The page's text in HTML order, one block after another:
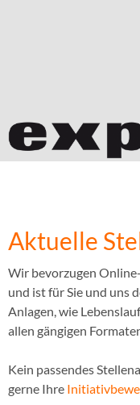
Aktuelle
Wir bevorzugen
und ist für Sie und uns
Anlagen, wie
allen gängigen
Kein passendes
gerne Ihre